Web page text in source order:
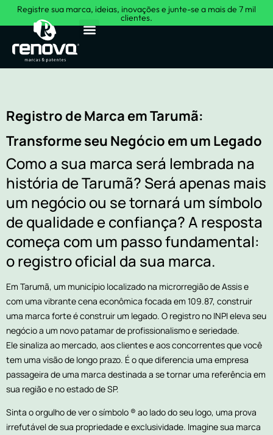
Registre sua marca, ideias, inovações e junte-se a mais de 7 mil
clientes.
Registro de Marca em Tarumã:
Transforme seu Negócio em um Legado
Como a sua marca será lembrada na
história de Tarumã? Será apenas mais
um negócio ou se tornará um símbolo
de qualidade e confiança? A resposta
começa com um passo fundamental:
o registro oficial da sua marca.
Em Tarumã, um município localizado na microrregião de Assis e
com uma vibrante cena econômica focada em 109.87, construir
uma marca forte é construir um legado. O registro no INPI eleva seu
negócio a um novo patamar de profissionalismo e seriedade.
Ele sinaliza ao mercado, aos clientes e aos concorrentes que você
tem uma visão de longo prazo. É o que diferencia uma empresa
passageira de uma marca destinada a se tornar uma referência em
sua região e no estado de SP.
Sinta o orgulho de ver o símbolo ® ao lado do seu logo, uma prova
irrefutável de sua propriedade e exclusividade. Imagine sua marca